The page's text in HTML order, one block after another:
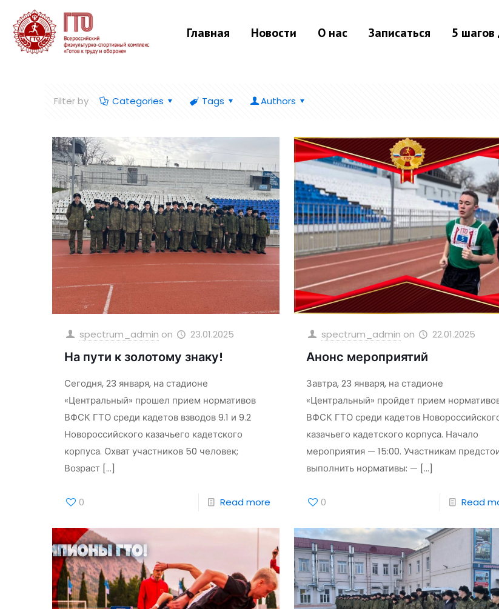
Главная Новости О нас Записаться 5 шагов
Filter by Categories Tags Authors
spectrum_admin on 23.01.2025
На пути к золотому знаку!
Сегодня, 23 января, на стадионе
«Центральный» прошел прием нормативов
ВФСК ГТО среди кадетов взводов 9.1 и 9.2
Новороссийского казачьего кадетского
корпуса. Охват участников 50 человек;
Возраст[…]
0 Read more
spectrum_admin on 22.01.2025
Анонс мероприятий
Завтра, 23 января, на стадионе
«Центральный» пройдет прием
ВФСК ГТО среди кадетов
казачьего кадетского корпуса. Начало
мероприятия — 15:00. Участникам
выполнить нормативы: — […]
0 Read